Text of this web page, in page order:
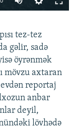
tez-tez
gəlir, sadə
öyrənmək
mövzu axtaran
reportaj
anbar
deyil,
lövhədə